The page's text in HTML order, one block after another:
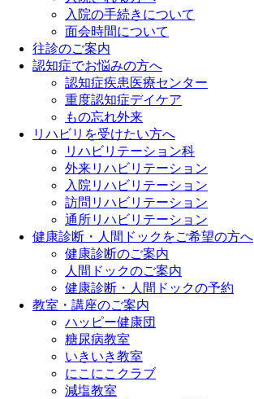
入院の手続きについて
面会時間について
往診のご案内
認知症でお悩みの方へ
認知症疾患医療センター
重度認知症デイケア
もの忘れ外来
リハビリを受けたい方へ
リハビリテーション科
外来リハビリテーション
入院リハビリテーション
訪問リハビリテーション
通所リハビリテーション
健康診断・人間ドックをご希望の方へ
健康診断のご案内
人間ドックのご案内
健康診断・人間ドックの予約
教室・講座のご案内
ハッピー健康団
糖尿病教室
いきいき教室
にこにこクラブ
減塩教室